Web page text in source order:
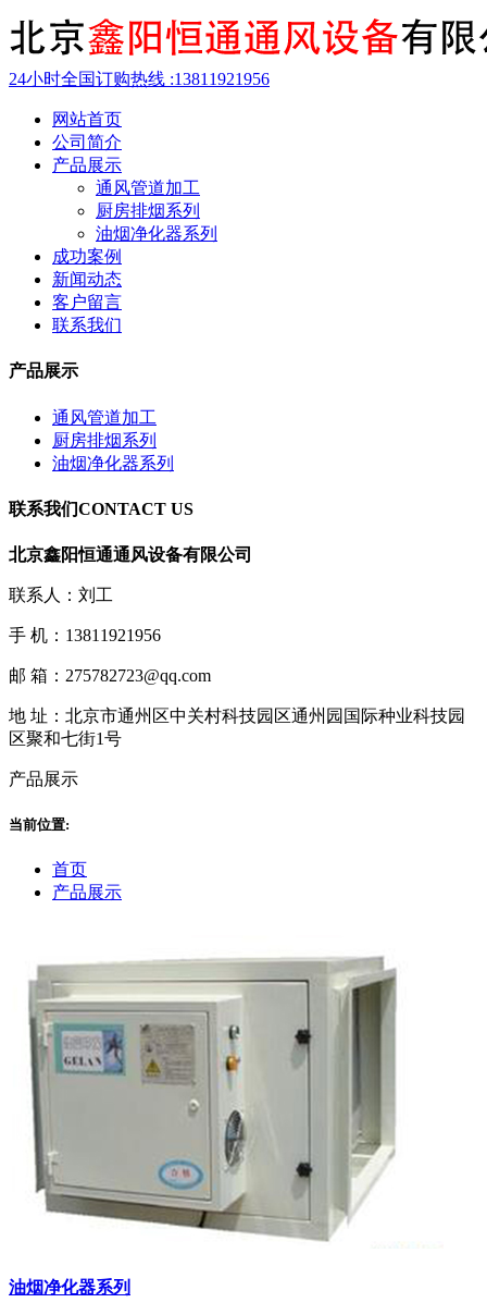
24小时全国订购热线 :13811921956
网站首页
公司简介
产品展示
通风管道加工
厨房排烟系列
油烟净化器系列
成功案例
新闻动态
客户留言
联系我们
产品展示
通风管道加工
厨房排烟系列
油烟净化器系列
联系我们CONTACT US
北京鑫阳恒通通风设备有限公司
联系人：刘工
手 机：13811921956
邮 箱：275782723@qq.com
地 址：北京市通州区中关村科技园区通州园国际种业科技园
区聚和七街1号
产品展示
当前位置:
首页
产品展示
油烟净化器系列